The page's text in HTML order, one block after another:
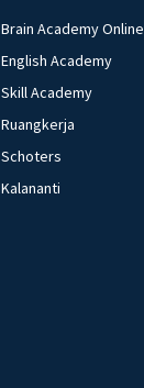
Brain Academy Online
English Academy
Skill Academy
Ruangkerja
Schoters
Kalananti